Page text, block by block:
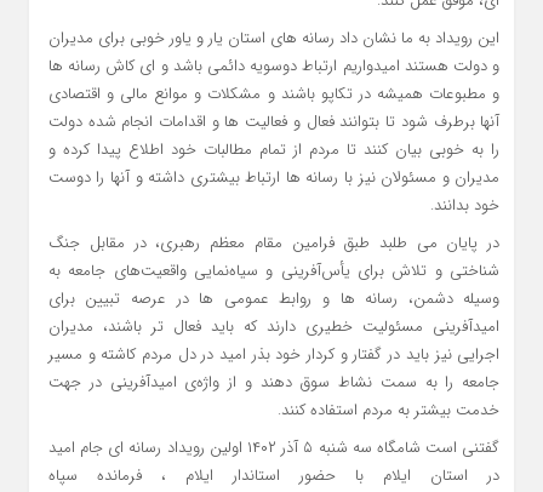
این رویداد به ما نشان داد رسانه های استان یار و یاور خوبی برای مدیران
و دولت هستند امیدواریم ارتباط دوسویه دائمی باشد و ای کاش رسانه ها
و مطبوعات همیشه در تکاپو باشند و مشکلات و موانع مالی و اقتصادی
آنها برطرف شود تا بتوانند فعال و فعالیت ها و اقدامات انجام شده دولت
را به خوبی بیان کنند تا مردم از تمام مطالبات خود اطلاع پیدا کرده و
مدیران و مسئولان نیز با رسانه ها ارتباط بیشتری داشته و آنها را دوست
خود بدانند.
در پایان می طلبد طبق فرامین مقام معظم رهبری، در مقابل جنگ
شناختی و تلاش برای یأس‌آفرینی و سیاه‌نمایی واقعیت‌های جامعه به‌
وسیله دشمن، رسانه ها و روابط عمومی ها در عرصه تبیین برای
امیدآفرینی مسئولیت خطیری دارند که باید فعال تر باشند، مدیران
اجرایی نیز باید در گفتار و کردار خود بذر امید در دل مردم کاشته و مسیر
جامعه را به سمت نشاط سوق دهند و از واژه‌ی امیدآفرینی در جهت
خدمت بیشتر به مردم استفاده کنند.
گفتنی است شامگاه سه شنبه ۵ آذر ۱۴۰۲ اولین رویداد رسانه ای جام امید
در استان ایلام با حضور استاندار ایلام ، فرمانده سپاه